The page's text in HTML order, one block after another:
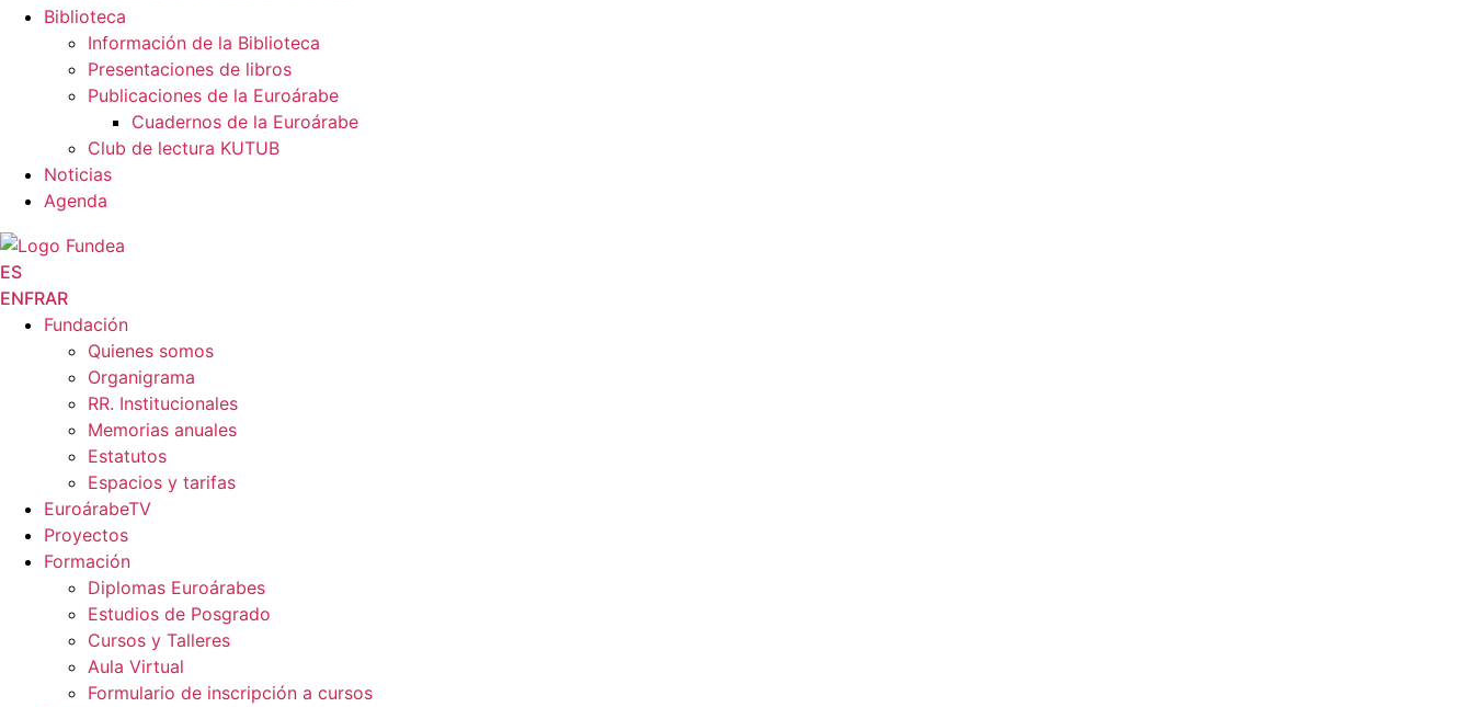
Biblioteca
Información de la Biblioteca
Presentaciones de libros
Publicaciones de la Euroárabe
Cuadernos de la Euroárabe
Club de lectura KUTUB
Noticias
Agenda
ES
ENFRAR
Fundación
Quienes somos
Organigrama
RR. Institucionales
Memorias anuales
Estatutos
Espacios y tarifas
EuroárabeTV
Proyectos
Formación
Diplomas Euroárabes
Estudios de Posgrado
Cursos y Talleres
Aula Virtual
Formulario de inscripción a cursos